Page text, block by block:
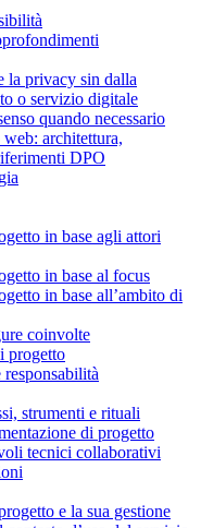
la privacy sin dalla
o servizio digitale
quando necessario
architettura,
DPO
in base agli attori
in base al focus
in base all’ambito di
coinvolte
progetto
strumenti e rituali
di progetto
tecnici collaborativi
e la sua gestione